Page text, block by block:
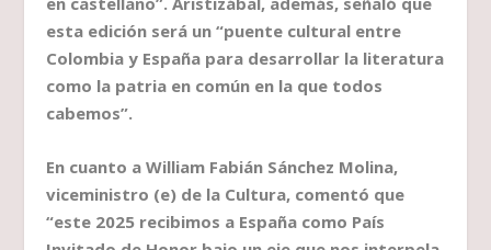
esta edición será un “puente cultural entre
Colombia y España para desarrollar la literatura
como la patria en común en la que todos
cabemos”.
En cuanto a William Fabián Sánchez Molina,
viceministro (e) de la Cultura, comentó que
“este 2025 recibimos a España como País